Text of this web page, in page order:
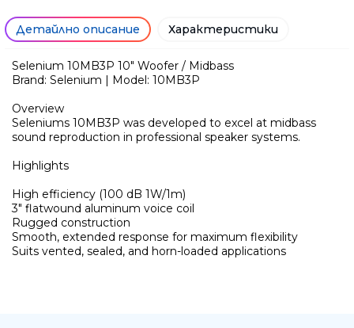
Детайлно описание Характеристики
Selenium 10MB3P 10" Woofer / Midbass
Brand: Selenium | Model: 10MB3P
Overview
Seleniums 10MB3P was developed to excel at midbass
sound reproduction in professional speaker systems.
Highlights
High efficiency (100 dB 1W/1m)
3" flatwound aluminum voice coil
Rugged construction
Smooth, extended response for maximum flexibility
Suits vented, sealed, and horn-loaded applications